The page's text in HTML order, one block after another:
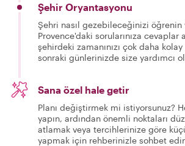
Şehir Oryantasyonu
Şehri nasıl gezebileceğinizi öğrenin
Provence'daki sorularınıza cevaplar
şehirdeki zamanınızı çok daha
sonraki günlerinizde size yardımcı
Sana özel hale getir
Planı değiştirmek mi istiyorsunuz?
yapın, ardından önemli noktaları
atlamak veya tercihlerinize göre
yapmak için rehberinizle sohbet